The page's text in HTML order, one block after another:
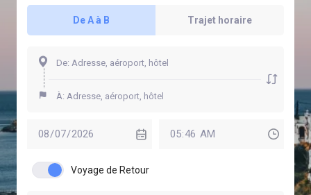
De A à B Trajet horaire
Voyage de Retour